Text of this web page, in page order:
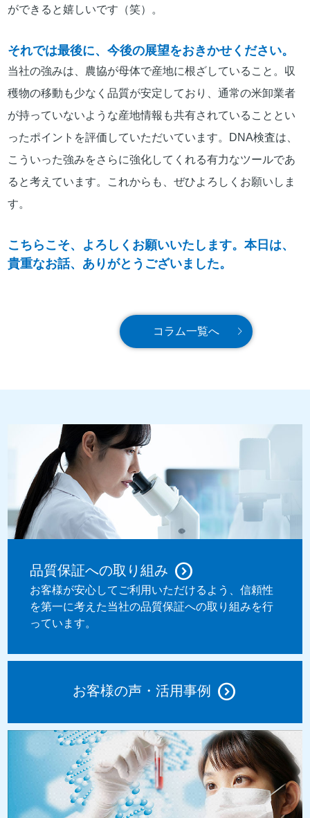
ができると嬉しいです（笑）。
それでは最後に、今後の展望をおきかせください。
当社の強みは、農協が母体で産地に根ざしていること。収
穫物の移動も少なく品質が安定しており、通常の米卸業者
が持っていないような産地情報も共有されていることとい
ったポイントを評価していただいています。DNA検査は、
こういった強みをさらに強化してくれる有力なツールであ
ると考えています。これからも、ぜひよろしくお願いしま
す。
こちらこそ、よろしくお願いいたします。本日は、
貴重なお話、ありがとうございました。
コラム一覧へ
品質保証への取り組み
お客様が安心してご利用いただけるよう、信頼性
を第一に考えた当社の品質保証への取り組みを行
っています。
お客様の声・活用事例